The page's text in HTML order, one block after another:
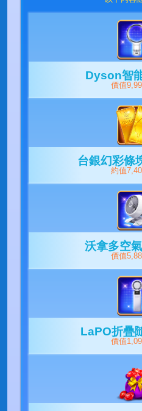
Dyson智
價值
台銀幻彩條
約值
沃拿多空
價值
LaPO折疊
價值